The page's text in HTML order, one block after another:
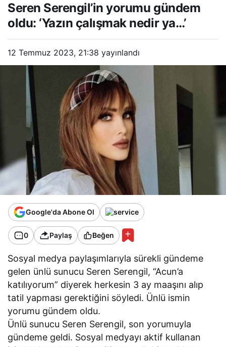
çalışmak nedir ya…’
Seren Serengil’in yorumu gündem
oldu: ‘Yazın çalışmak nedir ya…’
12 Temmuz 2023, 21:38 yayınlandı
Google'da Abone Ol
0 Paylaş Beğen
Sosyal medya paylaşımlarıyla sürekli gündeme
gelen ünlü sunucu Seren Serengil, “Acun’a
katılıyorum” diyerek herkesin 3 ay maaşını alıp
tatil yapması gerektiğini söyledi. Ünlü ismin
yorumu gündem oldu.
Ünlü sunucu Seren Serengil, son yorumuyla
gündeme geldi. Sosyal medyayı aktif kullanan